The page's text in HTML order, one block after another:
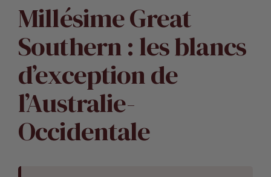
Millésime Great
Southern : les blancs
d’exception de
l’Australie-
Occidentale